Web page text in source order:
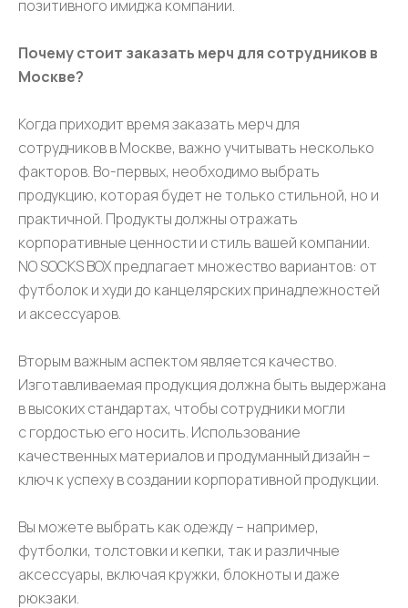
позитивного имиджа компании.
Почему стоит заказать мерч для сотрудников в
Москве?
Когда приходит время заказать мерч для
сотрудников в Москве, важно учитывать несколько
факторов. Во-первых, необходимо выбрать
продукцию, которая будет не только стильной, но и
практичной. Продукты должны отражать
корпоративные ценности и стиль вашей компании.
NO SOCKS BOX предлагает множество вариантов: от
футболок и худи до канцелярских принадлежностей
и аксессуаров.
Вторым важным аспектом является качество.
Изготавливаемая продукция должна быть выдержана
в высоких стандартах, чтобы сотрудники могли
с гордостью его носить. Использование
качественных материалов и продуманный дизайн –
ключ к успеху в создании корпоративной продукции.
Вы можете выбрать как одежду – например,
футболки, толстовки и кепки, так и различные
аксессуары, включая кружки, блокноты и даже
рюкзаки.